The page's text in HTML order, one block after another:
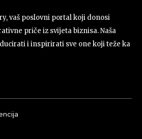
vaš poslovni portal koji donosi
priče iz svijeta biznisa. Naša
i inspirirati sve one koji teže ka